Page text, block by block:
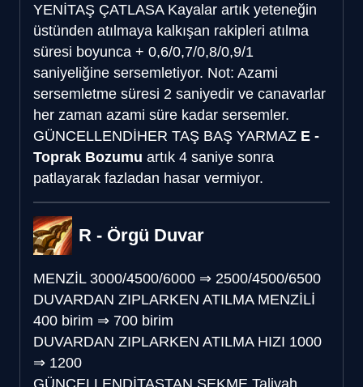
YENİTAŞ ÇATLASA Kayalar artık yeteneğin
üstünden atılmaya kalkışan rakipleri atılma
süresi boyunca + 0,6/0,7/0,8/0,9/1
saniyeliğine sersemletiyor. Not: Azami
sersemletme süresi 2 saniyedir ve canavarlar
her zaman azami süre kadar sersemler.
GÜNCELLENDİHER TAŞ BAŞ YARMAZ E -
Toprak Bozumu artık 4 saniye sonra
patlayarak fazladan hasar vermiyor.
R - Örgü Duvar
MENZİL 3000/4500/6000 ⇒ 2500/4500/6500
DUVARDAN ZIPLARKEN ATILMA MENZİLİ
400 birim ⇒ 700 birim
DUVARDAN ZIPLARKEN ATILMA HIZI 1000
⇒ 1200
GÜNCELLENDİTAŞTAN SEKME Taliyah